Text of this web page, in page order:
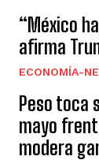
“México
afirma
ECONOMÍA-
Peso toca
mayo
modera